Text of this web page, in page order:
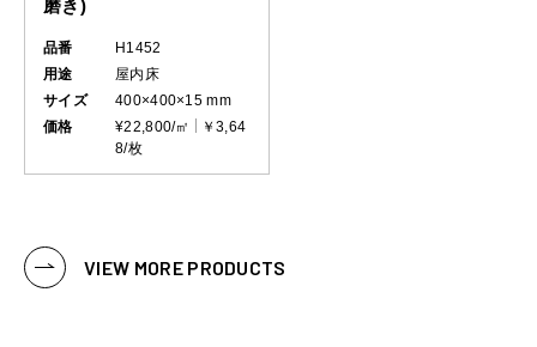
磨き)
品番
H1452
用途
屋内床
サイズ
400×400×15 mm
価格
¥22,800/㎡
￥3,64
8/枚
VIEW MORE PRODUCTS